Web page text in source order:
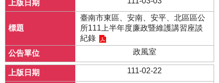
臺南市東區、安南、安平、北區區公
所111上半年度廉政暨維護講習座談
紀錄
政風室
111-02-22